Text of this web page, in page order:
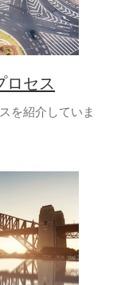
ロセス
を紹介していま